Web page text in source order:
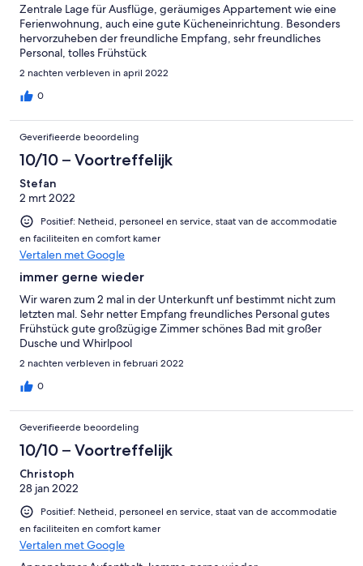
Zentrale Lage für Ausflüge, geräumiges Appartement wie eine
Ferienwohnung, auch eine gute Kücheneinrichtung. Besonders
hervorzuheben der freundliche Empfang, sehr freundliches
Personal, tolles Frühstück
2 nachten verbleven in april 2022
0
Geverifieerde beoordeling
10/10 – Voortreffelijk
Stefan
2 mrt 2022
Positief: Netheid, personeel en service, staat van de accommodatie
en faciliteiten en comfort kamer
Vertalen met Google
immer gerne wieder
Wir waren zum 2 mal in der Unterkunft unf bestimmt nicht zum
letzten mal. Sehr netter Empfang freundliches Personal gutes
Frühstück gute großzügige Zimmer schönes Bad mit großer
Dusche und Whirlpool
2 nachten verbleven in februari 2022
0
Geverifieerde beoordeling
10/10 – Voortreffelijk
Christoph
28 jan 2022
Positief: Netheid, personeel en service, staat van de accommodatie
en faciliteiten en comfort kamer
Vertalen met Google